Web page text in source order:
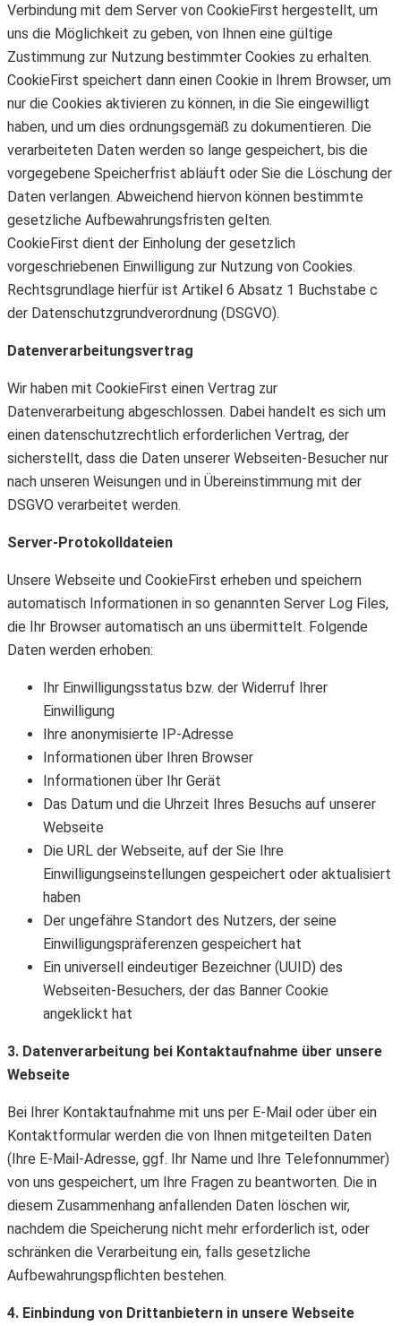
Verbindung mit dem Server von CookieFirst hergestellt, um
uns die Möglichkeit zu geben, von Ihnen eine gültige
Zustimmung zur Nutzung bestimmter Cookies zu erhalten.
CookieFirst speichert dann einen Cookie in Ihrem Browser, um
nur die Cookies aktivieren zu können, in die Sie eingewilligt
haben, und um dies ordnungsgemäß zu dokumentieren. Die
verarbeiteten Daten werden so lange gespeichert, bis die
vorgegebene Speicherfrist abläuft oder Sie die Löschung der
Daten verlangen. Abweichend hiervon können bestimmte
gesetzliche Aufbewahrungsfristen gelten.
CookieFirst dient der Einholung der gesetzlich
vorgeschriebenen Einwilligung zur Nutzung von Cookies.
Rechtsgrundlage hierfür ist Artikel 6 Absatz 1 Buchstabe c
der Datenschutzgrundverordnung (DSGVO).
Datenverarbeitungsvertrag
Wir haben mit CookieFirst einen Vertrag zur
Datenverarbeitung abgeschlossen. Dabei handelt es sich um
einen datenschutzrechtlich erforderlichen Vertrag, der
sicherstellt, dass die Daten unserer Webseiten-Besucher nur
nach unseren Weisungen und in Übereinstimmung mit der
DSGVO verarbeitet werden.
Server-Protokolldateien
Unsere Webseite und CookieFirst erheben und speichern
automatisch Informationen in so genannten Server Log Files,
die Ihr Browser automatisch an uns übermittelt. Folgende
Daten werden erhoben:
Ihr Einwilligungsstatus bzw. der Widerruf Ihrer
Einwilligung
Ihre anonymisierte IP-Adresse
Informationen über Ihren Browser
Informationen über Ihr Gerät
Das Datum und die Uhrzeit Ihres Besuchs auf unserer
Webseite
Die URL der Webseite, auf der Sie Ihre
Einwilligungseinstellungen gespeichert oder aktualisiert
haben
Der ungefähre Standort des Nutzers, der seine
Einwilligungspräferenzen gespeichert hat
Ein universell eindeutiger Bezeichner (UUID) des
Webseiten-Besuchers, der das Banner Cookie
angeklickt hat
3. Datenverarbeitung bei Kontaktaufnahme über unsere
Webseite
Bei Ihrer Kontaktaufnahme mit uns per E-Mail oder über ein
Kontaktformular werden die von Ihnen mitgeteilten Daten
(Ihre E-Mail-Adresse, ggf. Ihr Name und Ihre Telefonnummer)
von uns gespeichert, um Ihre Fragen zu beantworten. Die in
diesem Zusammenhang anfallenden Daten löschen wir,
nachdem die Speicherung nicht mehr erforderlich ist, oder
schränken die Verarbeitung ein, falls gesetzliche
Aufbewahrungspflichten bestehen.
4. Einbindung von Drittanbietern in unsere Webseite